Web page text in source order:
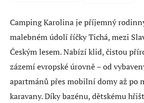
Camping Karolina je příjemný
malebném údolí říčky Tichá, mezi
Českým lesem. Nabízí klid, čistou
zázemí evropské úrovně – od
apartmánů přes mobilní domy až po
karavany. Díky bazénu, dětskému